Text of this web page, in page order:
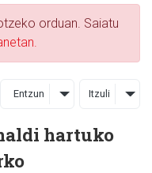
orduan. Saiatu
Entzun Itzuli
hartuko